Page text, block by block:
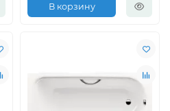
В корзину